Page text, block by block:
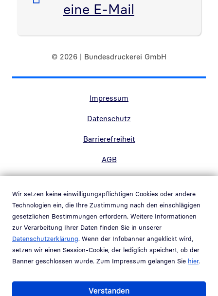
Wir setzen keine einwilligungspflichtigen Cookies oder andere
Technologien ein, die Ihre Zustimmung nach den einschlägigen
gesetzlichen Bestimmungen erfordern. Weitere Informationen
zur Verarbeitung Ihrer Daten finden Sie in unserer
Datenschutzerklärung. Wenn der Infobanner angeklickt wird,
setzen wir einen Session-Cookie, der lediglich speichert, ob der
Banner geschlossen wurde. Zum Impressum gelangen Sie hier.
Verstanden
eine E-Mail
© 2026 | Bundesdruckerei GmbH
Impressum
Datenschutz
Barrierefreiheit
AGB
Hinweisgebersystem
Link in neuem Fenster öffnen
Whistleblowing system
Link in neuem Fenster öffnen
Schwachstellenmeldung